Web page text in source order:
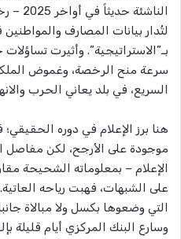
لتُدار بيانات المصارف
بـ”الاستراتيجية”. وأثيرت
سرعة منح الرخصة، وغموض
السريع، في بلد يعاني الحرب
هنا برز الإعلام في دوره
موجودة على الأرجح، لكن
الإعلام – بمعلوماته الشحيحة
على الشبهات، فهبت رياحه
التي وضعوها بكسل ولا مبالاة
وسارع البنك المركزي أيام قليلة